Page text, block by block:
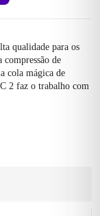
qualidade para os
compressão de
cola mágica de
2 faz o trabalho com